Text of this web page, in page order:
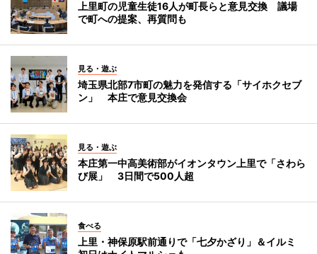
上里町の児童生徒16人が町長らと意見交換 議場
で町への提案、再質問も
見る・遊ぶ
埼玉県北部7市町の魅力を発信する「サイホクセブ
ン」 本庄で意見交換会
見る・遊ぶ
本庄第一中高美術部がイオンタウン上里で「さわら
び展」 3日間で500人超
食べる
上里・神保原駅前通りで「七夕かざり」＆イルミ